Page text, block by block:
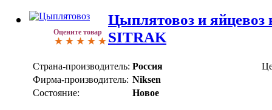
Оцените товар
Цыплятовоз и яйцевоз
SITRAK
Страна-производитель: Россия
Фирма-производитель: Niksen
Состояние:
Новое